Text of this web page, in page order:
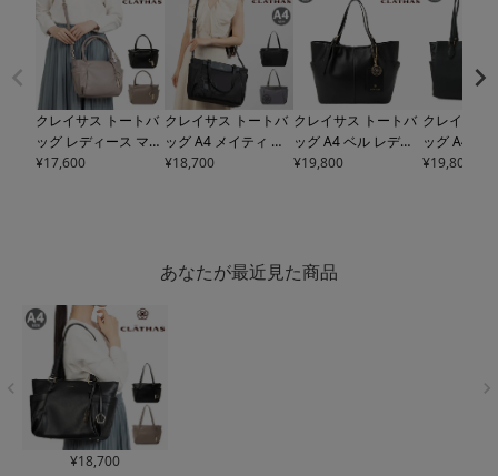
クレイサス トートバ
ッグ レディース マリ
ー190631 CLATHAS
¥17,600
クレイサス トートバ
ッグ A4 メイティ レ
ディース 190590 CL
¥18,700
クレイサス トートバ
ッグ A4 ベル レディ
ース 190620 CLATH
¥19,800
クレイサス
ッグ A4 レ
90170 プラ
¥19,800
あなたが最近見た商品
¥18,700